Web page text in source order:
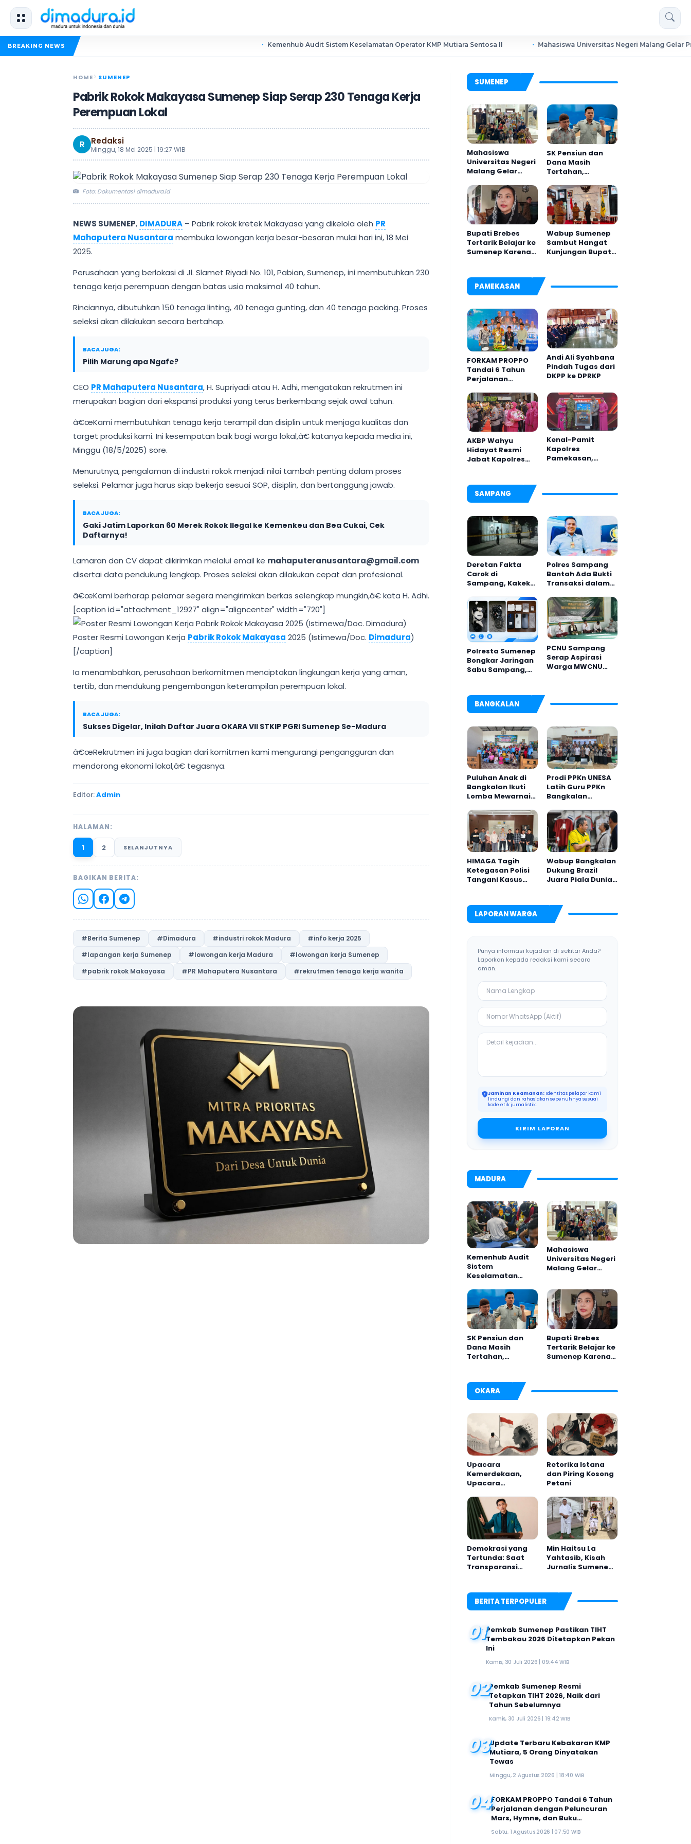
BREAKING NEWS Kemenhub Audit Sistem Keselamatan Operator KMP Mutiara Sentosa II Mahasiswa Universitas Negeri Malang Gelar Program
HOME SUMENEP
Pabrik Rokok Makayasa Sumenep Siap Serap 230 Tenaga Kerja
Perempuan Lokal
R Redaksi
Minggu, 18 Mei 2025 | 19:27 WIB
Foto: Dokumentasi dimadura.id
NEWS SUMENEP, DIMADURA – Pabrik rokok kretek Makayasa yang dikelola oleh PR
Mahaputera Nusantara membuka lowongan kerja besar-besaran mulai hari ini, 18 Mei
2025.
Perusahaan yang berlokasi di Jl. Slamet Riyadi No. 101, Pabian, Sumenep, ini membutuhkan 230
tenaga kerja perempuan dengan batas usia maksimal 40 tahun.
Rinciannya, dibutuhkan 150 tenaga linting, 40 tenaga gunting, dan 40 tenaga packing. Proses
seleksi akan dilakukan secara bertahap.
BACA JUGA:
Pilih Marung apa Ngafe?
CEO PR Mahaputera Nusantara, H. Supriyadi atau H. Adhi, mengatakan rekrutmen ini
merupakan bagian dari ekspansi produksi yang terus berkembang sejak awal tahun.
â€œKami membutuhkan tenaga kerja terampil dan disiplin untuk menjaga kualitas dan
target produksi kami. Ini kesempatan baik bagi warga lokal,â€ katanya kepada media ini,
Minggu (18/5/2025) sore.
Menurutnya, pengalaman di industri rokok menjadi nilai tambah penting dalam proses
seleksi. Pelamar juga harus siap bekerja sesuai SOP, disiplin, dan bertanggung jawab.
BACA JUGA:
Gaki Jatim Laporkan 60 Merek Rokok Ilegal ke Kemenkeu dan Bea Cukai, Cek
Daftarnya!
Lamaran dan CV dapat dikirimkan melalui email ke mahaputeranusantara@gmail.com
disertai data pendukung lengkap. Proses seleksi akan dilakukan cepat dan profesional.
â€œKami berharap pelamar segera mengirimkan berkas selengkap mungkin,â€ kata H. Adhi.
[caption id="attachment_12927" align="aligncenter" width="720"]
Poster Resmi Lowongan Kerja Pabrik Rokok Makayasa 2025 (Istimewa/Doc. Dimadura)
[/caption]
Ia menambahkan, perusahaan berkomitmen menciptakan lingkungan kerja yang aman,
tertib, dan mendukung pengembangan keterampilan perempuan lokal.
BACA JUGA:
Sukses Digelar, Inilah Daftar Juara OKARA VII STKIP PGRI Sumenep Se-Madura
â€œRekrutmen ini juga bagian dari komitmen kami mengurangi pengangguran dan
mendorong ekonomi lokal,â€ tegasnya.
Editor:Admin
HALAMAN:
1 2 SELANJUTNYA
BAGIKAN BERITA:
#Berita Sumenep #Dimadura #industri rokok Madura
#info kerja 2025
#lapangan kerja Sumenep
#lowongan kerja Madura
#lowongan kerja Sumenep
#pabrik rokok Makayasa
#PR Mahaputera Nusantara #rekrutmen tenaga kerja wanita
SUMENEP
Mahasiswa
Universitas Negeri
Malang Gelar
di Desa Dapenda
SK Pensiun dan
Dana Masih
Tertahan,
Tagih Janji BRI
Sumenep
Bupati Brebes
Tertarik Belajar ke
Sumenep Karena
Wabup Sumenep
Sambut Hangat
Kunjungan Bupati
PAMEKASAN
FORKAM PROPPO
Tandai 6 Tahun
Perjalanan
Peluncuran Mars,
Hymne, dan Buku
Organisasi
Andi Ali Syahbana
Pindah Tugas dari
DKPP ke DPRKP
AKBP Wahyu
Hidayat Resmi
Jabat Kapolres
Gerbang Pora
Kenal-Pamit
Kapolres
Pamekasan,
untuk AKBP
SAMPANG
Deretan Fakta
Carok di
Sampang, Kakek
Melawan 2 Pria
Polres Sampang
Bantah Ada Bukti
Transaksi dalam
Anak 27 Tersangka
Polresta Sumenep
Bongkar Jaringan
Sabu Sampang,
PCNU Sampang
Serap Aspirasi
Warga MWCNU
BANGKALAN
Puluhan Anak di
Bangkalan Ikuti
Lomba Mewarnai
Keluarga
Prodi PPKn UNESA
Latih Guru PPKn
Bangkalan
Pembelajaran
Inovasi Teknologi
HIMAGA Tagih
Ketegasan Polisi
Tangani Kasus
Wabup Bangkalan
Dukung Brazil
Juara Piala Dunia
LAPORAN WARGA
Punya informasi kejadian di sekitar Anda?
Laporkan kepada redaksi kami secara
aman.
Jaminan Keamanan: Identitas pelapor kami
lindungi dan rahasiakan sepenuhnya sesuai
kode etik jurnalistik.
KIRIM LAPORAN
MADURA
Kemenhub Audit
Sistem
Keselamatan
Mutiara Sentosa II
Mahasiswa
Universitas Negeri
Malang Gelar
SK Pensiun dan
Dana Masih
Tertahan,
Sumenep
Bupati Brebes
Tertarik Belajar ke
Sumenep Karena
OKARA
Upacara
Kemerdekaan,
Upacara
Retorika Istana
dan Piring Kosong
Petani
Demokrasi yang
Tertunda: Saat
Transparansi
Min Haitsu La
Yahtasib, Kisah
Jurnalis Sumenep
BERITA TERPOPULER
01Pemkab Sumenep Pastikan TIHT
Tembakau 2026 Ditetapkan Pekan
Ini
Kamis, 30 Juli 2026 | 09:44 WIB
02Pemkab Sumenep Resmi
Tetapkan TIHT 2026, Naik dari
Tahun Sebelumnya
Kamis, 30 Juli 2026 | 19:42 WIB
03Update Terbaru Kebakaran KMP
Mutiara, 5 Orang Dinyatakan
Tewas
Minggu, 2 Agustus 2026 | 18:40 WIB
04FORKAM PROPPO Tandai 6 Tahun
Perjalanan dengan Peluncuran
Mars, Hymne, dan Buku
Sabtu, 1 Agustus 2026 | 07:50 WIB